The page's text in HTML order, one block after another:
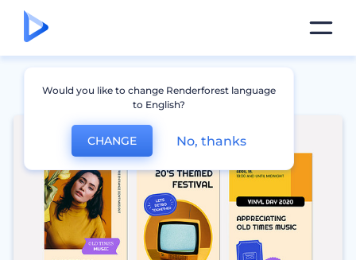
Would you like to change Renderforest language
to English?
CHANGE No, thanks